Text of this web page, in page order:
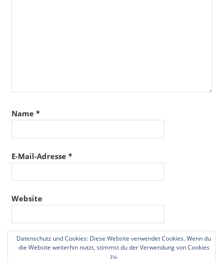
Name *
E-Mail-Adresse *
Website
Name, E-Mail-Adresse und Website in diesem
Browser für meinen nächsten Kommentar speichern.
Datenschutz und Cookies: Diese Website verwendet Cookies. Wenn du
die Website weiterhin nutzt, stimmst du der Verwendung von Cookies
zu.